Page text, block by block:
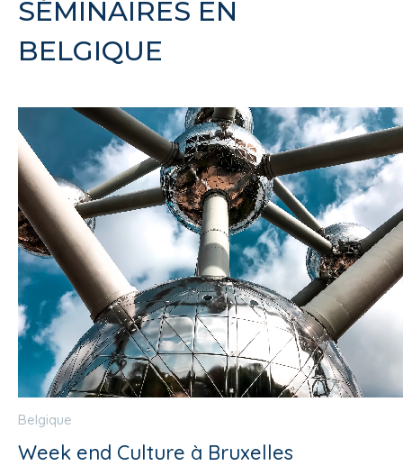
SÉMINAIRES EN
BELGIQUE
Belgique
Week end Culture à Bruxelles